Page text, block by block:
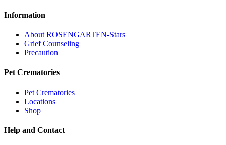
Information
About ROSENGARTEN-Stars
Grief Counseling
Precaution
Pet Crematories
Pet Crematories
Locations
Shop
Help and Contact